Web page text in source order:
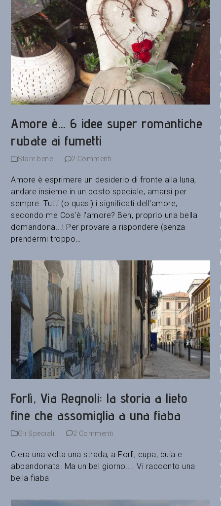
Amore è… 6 idee super romantiche
rubate ai fumetti
Stare bene 2 Commenti
Amore è esprimere un desiderio di fronte alla luna,
andare insieme in un posto speciale, amarsi per
sempre. Tutti (o quasi) i significati dell'amore,
secondo me Cos'è l'amore? Beh, proprio una bella
domandona...! Per provare a rispondere (senza
prendermi troppo…
Forlì, Via Regnoli: la storia a lieto
fine che assomiglia a una fiaba
Gli Speciali 2 Commenti
C'era una volta una strada, a Forlì, cupa, buia e
abbandonata. Ma un bel giorno.... Vi racconto una
bella fiaba